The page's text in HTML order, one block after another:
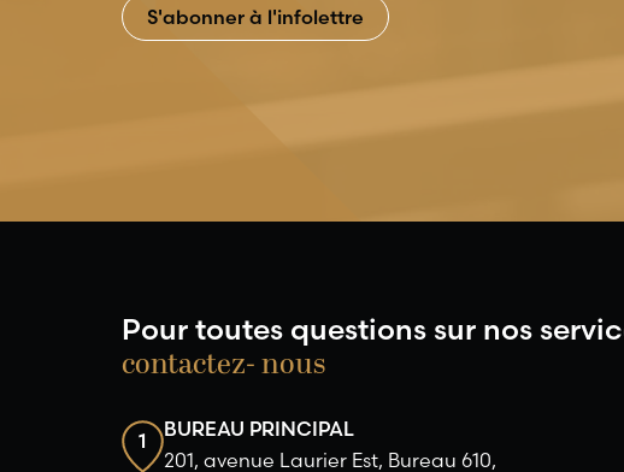
Pour toutes questions sur nos
contactez- nous
1
BUREAU PRINCIPAL
201, avenue Laurier Est, Bureau 610,